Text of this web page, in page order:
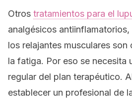
Otros tratamientos para el
analgésicos
los relajantes musculares
la fatiga. Por eso se necesita
regular del plan terapéutico.
establecer un profesional de